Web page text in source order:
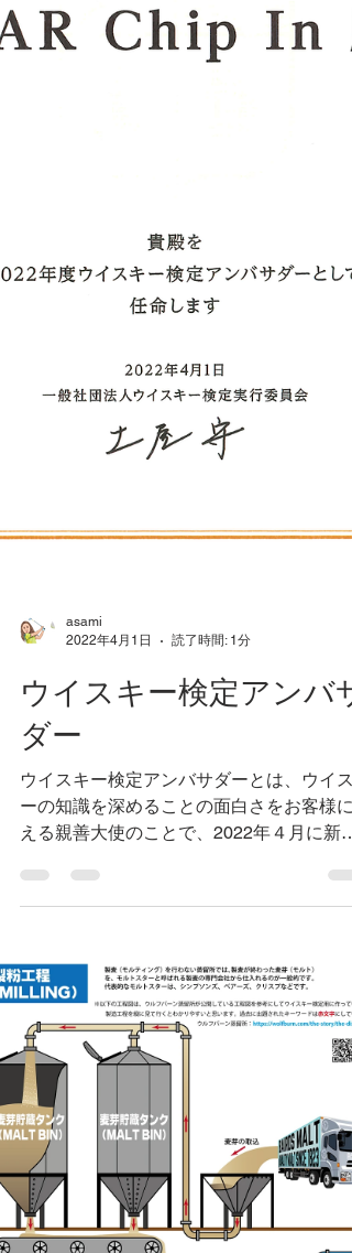
asami
2022年4月1日
読了時間: 1分
ウイスキー検定アンバサ
ダー
ーの知識を深めることの面白さをお客様に
える親善大使のことで、2022年４月に新設
され、ウイスキー検定協力店の中から任命
れました。 https://whiskykentei.online/